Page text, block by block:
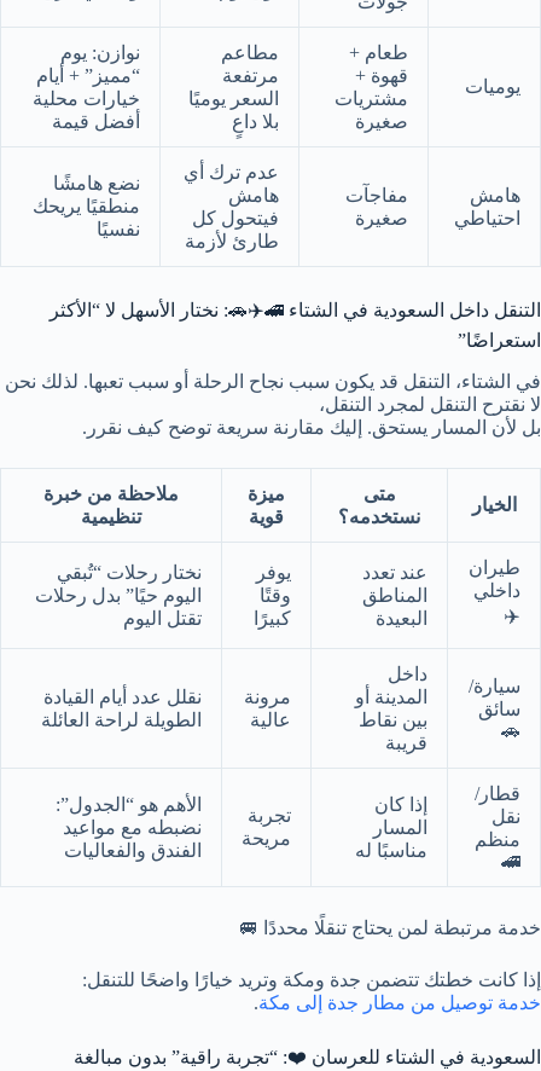
يوميات
طعام +
قهوة +
مشتريات
صغيرة
مطاعم
مرتفعة
السعر يوميًا
بلا داعٍ
نوازن: يوم
“مميز” + أيام
خيارات محلية
أفضل قيمة
هامش
احتياطي
مفاجآت
صغيرة
عدم ترك أي
هامش
فيتحول كل
طارئ لأزمة
نضع هامشًا
منطقيًا يريحك
نفسيًا
التنقل داخل السعودية في الشتاء 🚄✈️🚗: نختار الأسهل لا “الأكثر
استعراضًا”
في الشتاء، التنقل قد يكون سبب نجاح الرحلة أو سبب تعبها. لذلك نحن
لا نقترح التنقل لمجرد التنقل،
بل لأن المسار يستحق. إليك مقارنة سريعة توضح كيف نقرر.
الخيار
متى
نستخدمه؟
ميزة
قوية
ملاحظة من خبرة
تنظيمية
طيران
داخلي
✈️
عند تعدد
المناطق
البعيدة
يوفر
وقتًا
كبيرًا
نختار رحلات “تُبقي
اليوم حيًا” بدل رحلات
تقتل اليوم
سيارة/
سائق
🚗
داخل
المدينة أو
بين نقاط
قريبة
مرونة
عالية
نقلل عدد أيام القيادة
الطويلة لراحة العائلة
قطار/
نقل
منظم
🚄
إذا كان
المسار
مناسبًا له
تجربة
مريحة
الأهم هو “الجدول”:
نضبطه مع مواعيد
الفندق والفعاليات
خدمة مرتبطة لمن يحتاج تنقلًا محددًا 🚐
إذا كانت خطتك تتضمن جدة ومكة وتريد خيارًا واضحًا للتنقل:
خدمة توصيل من مطار جدة إلى مكة.
السعودية في الشتاء للعرسان ❤️: “تجربة راقية” بدون مبالغة